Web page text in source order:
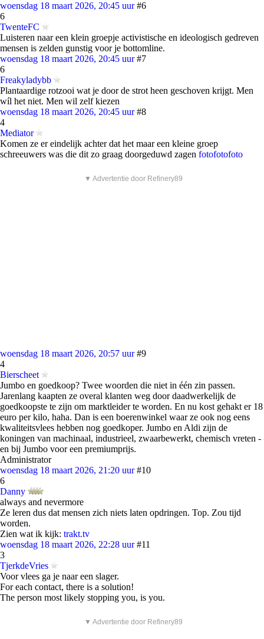
woensdag 18 maart 2026, 20:45 uur #6
6
TwenteFC
Luisteren naar een klein groepje activistische en ideologisch gedreven
mensen is zelden gunstig voor je bottomline.
woensdag 18 maart 2026, 20:45 uur #7
6
Freakyladybb
Plantaardige rotzooi wat je door de strot heen geschoven krijgt. Men
wíl het niet. Men wil zelf kiezen
woensdag 18 maart 2026, 20:45 uur #8
4
Mediator
Komen ze er eindelijk achter dat het maar een kleine groep
schreeuwers was die dit zo graag doorgeduwd zagen fotofotofoto
▼ Advertentie door Refinery89
woensdag 18 maart 2026, 20:57 uur #9
4
Bierscheet
Jumbo en goedkoop? Twee woorden die niet in één zin passen.
Jarenlang kaapten ze overal klanten weg door daadwerkelijk de
goedkoopste te zijn om marktleider te worden. En nu kost gehakt er 18
euro per kilo, haha. Dan is een boerenwinkel waar ze ook nog eens
kwaliteitsvlees hebben nog goedkoper. Jumbo en Aldi zijn de
koningen van machinaal, industrieel, zwaarbewerkt, chemisch vreten -
en bij Jumbo voor een premiumprijs.
Administrator
woensdag 18 maart 2026, 21:20 uur #10
6
Danny
always and nevermore
Ze leren dus dat mensen zich niets laten opdringen. Top. Zou tijd
worden.
Zien wat ik kijk: trakt.tv
woensdag 18 maart 2026, 22:28 uur #11
3
TjerkdeVries
Voor vlees ga je naar een slager.
For each contact, there is a solution!
The person most likely stopping you, is you.
▼ Advertentie door Refinery89